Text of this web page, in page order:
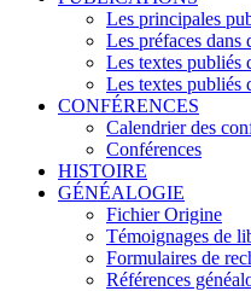
Les principales
Les préfaces dans
Les textes publiés
Les textes publiés
CONFÉRENCES
Calendrier des
Conférences
HISTOIRE
GÉNÉALOGIE
Fichier Origine
Témoignages de
Formulaires de
Références